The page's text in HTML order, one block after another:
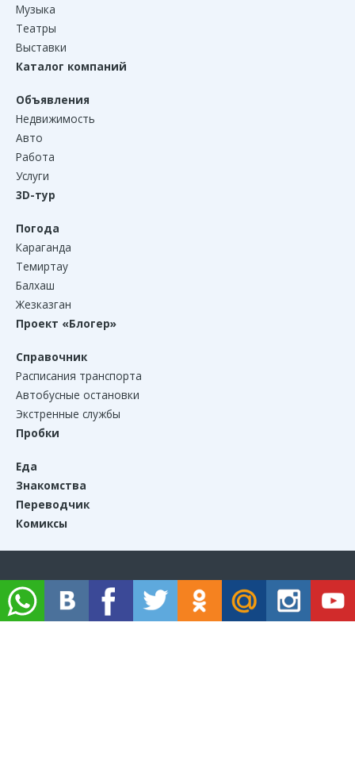
Музыка
Театры
Выставки
Каталог компаний
Объявления
Недвижимость
Авто
Работа
Услуги
3D-тур
Погода
Караганда
Темиртау
Балхаш
Жезказган
Проект «Блогер»
Справочник
Расписания транспорта
Автобусные остановки
Экстренные службы
Пробки
Еда
Знакомства
Переводчик
Комиксы